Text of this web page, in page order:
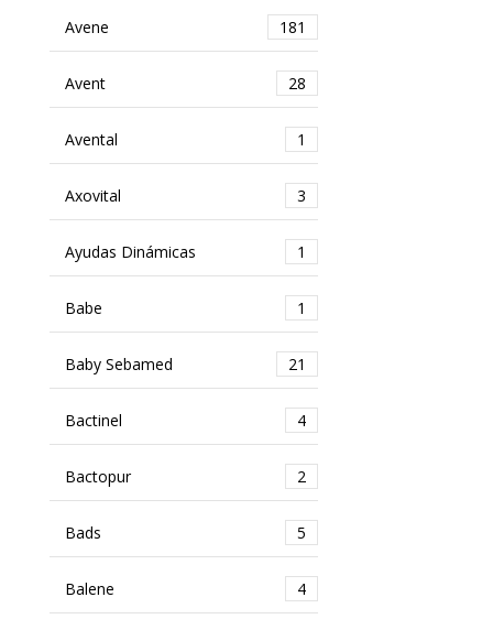
Avene 181
Avent 28
Avental 1
Axovital 3
Ayudas Dinámicas 1
Babe 1
Baby Sebamed 21
Bactinel 4
Bactopur 2
Bads 5
Balene 4